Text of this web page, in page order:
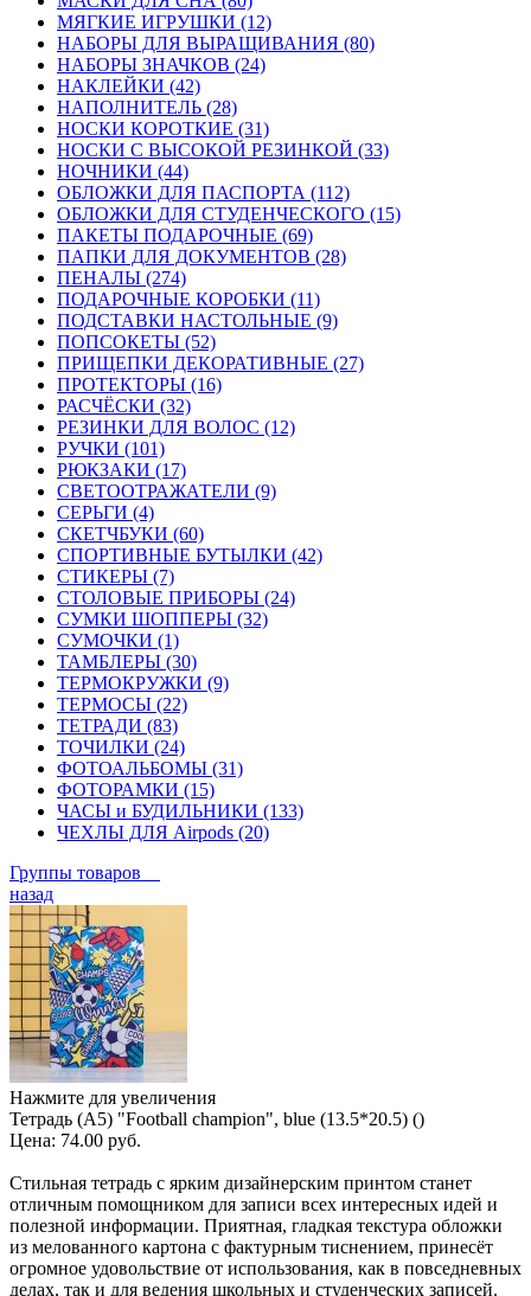
МЯГКИЕ ИГРУШКИ (12)
НАБОРЫ ДЛЯ ВЫРАЩИВАНИЯ (80)
НАБОРЫ ЗНАЧКОВ (24)
НАКЛЕЙКИ (42)
НАПОЛНИТЕЛЬ (28)
НОСКИ КОРОТКИЕ (31)
НОСКИ С ВЫСОКОЙ РЕЗИНКОЙ (33)
НОЧНИКИ (44)
ОБЛОЖКИ ДЛЯ ПАСПОРТА (112)
ОБЛОЖКИ ДЛЯ СТУДЕНЧЕСКОГО (15)
ПАКЕТЫ ПОДАРОЧНЫЕ (69)
ПАПКИ ДЛЯ ДОКУМЕНТОВ (28)
ПЕНАЛЫ (274)
ПОДАРОЧНЫЕ КОРОБКИ (11)
ПОДСТАВКИ НАСТОЛЬНЫЕ (9)
ПОПСОКЕТЫ (52)
ПРИЩЕПКИ ДЕКОРАТИВНЫЕ (27)
ПРОТЕКТОРЫ (16)
РАСЧЁСКИ (32)
РЕЗИНКИ ДЛЯ ВОЛОС (12)
РУЧКИ (101)
РЮКЗАКИ (17)
СВЕТООТРАЖАТЕЛИ (9)
СЕРЬГИ (4)
СКЕТЧБУКИ (60)
СПОРТИВНЫЕ БУТЫЛКИ (42)
СТИКЕРЫ (7)
СТОЛОВЫЕ ПРИБОРЫ (24)
СУМКИ ШОППЕРЫ (32)
СУМОЧКИ (1)
ТАМБЛЕРЫ (30)
ТЕРМОКРУЖКИ (9)
ТЕРМОСЫ (22)
ТЕТРАДИ (83)
ТОЧИЛКИ (24)
ФОТОАЛЬБОМЫ (31)
ФОТОРАМКИ (15)
ЧАСЫ и БУДИЛЬНИКИ (133)
ЧЕХЛЫ ДЛЯ Airpods (20)
Группы товаров
назад
Нажмите для увеличения
Тетрадь (A5) "Football champion", blue (13.5*20.5) ()
Цена: 74.00 руб.
Стильная тетрадь с ярким дизайнерским принтом станет
отличным помощником для записи всех интересных идей и
полезной информации. Приятная, гладкая текстура обложки
из мелованного картона с фактурным тиснением, принесёт
огромное удовольствие от использования, как в повседневных
делах, так и для ведения школьных и студенческих записей.